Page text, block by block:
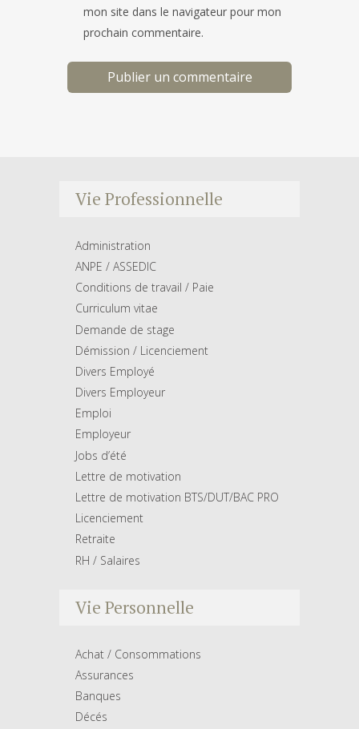
mon site dans le navigateur pour mon
prochain commentaire.
Vie Professionnelle
Administration
ANPE / ASSEDIC
Conditions de travail / Paie
Curriculum vitae
Demande de stage
Démission / Licenciement
Divers Employé
Divers Employeur
Emploi
Employeur
Jobs d’été
Lettre de motivation
Lettre de motivation BTS/DUT/BAC PRO
Licenciement
Retraite
RH / Salaires
Vie Personnelle
Achat / Consommations
Assurances
Banques
Décés